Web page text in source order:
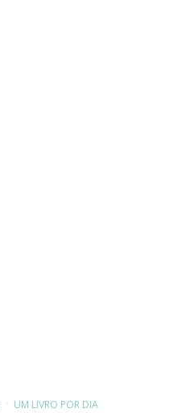
UM LIVRO POR DIA